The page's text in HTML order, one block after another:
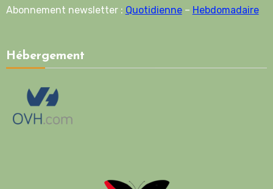
Abonnement newsletter : Quotidienne– Hebdomadaire
Hébergement